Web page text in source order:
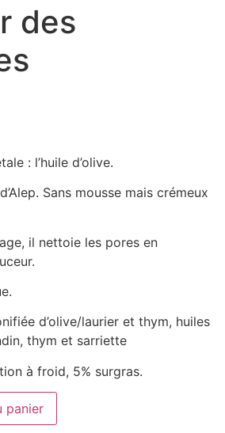
des
: l’huile d’olive.
Sans mousse mais crémeux
il nettoie les pores en
d’olive/laurier et thym, huiles
thym et sarriette
à froid, 5% surgras.
panier